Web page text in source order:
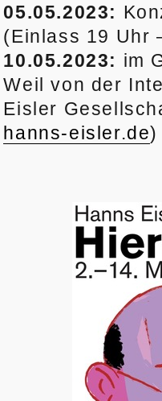
05.05.2023:
(Einlass 19 Uhr
10.05.2023: im
Weil von der
Eisler
hanns-eisler.de)